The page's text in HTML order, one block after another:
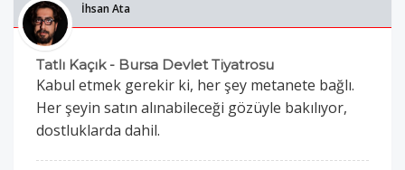
İhsan Ata
Tatlı Kaçık - Bursa Devlet Tiyatrosu
Kabul etmek gerekir ki, her şey metanete bağlı.
Her şeyin satın alınabileceği gözüyle bakılıyor,
dostluklarda dahil.